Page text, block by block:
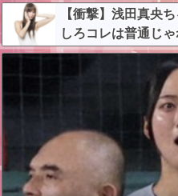
【衝撃】浅田真央
しろコレは普通じ